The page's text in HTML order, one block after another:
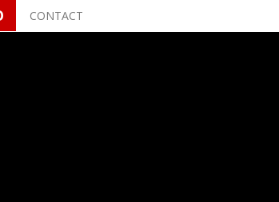
CONTACT